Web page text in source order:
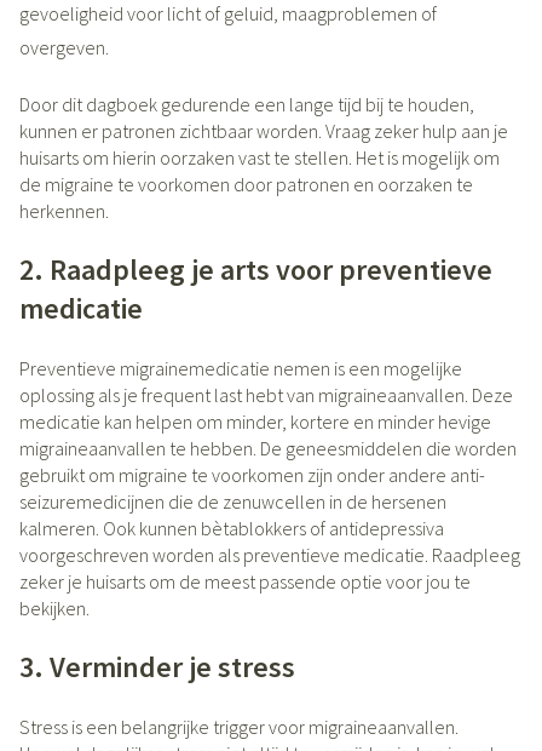
gevoeligheid voor licht of geluid, maagproblemen of
overgeven.
Door dit dagboek gedurende een lange tijd bij te houden,
kunnen er patronen zichtbaar worden. Vraag zeker hulp aan je
huisarts om hierin oorzaken vast te stellen. Het is mogelijk om
de migraine te voorkomen door patronen en oorzaken te
herkennen.
2. Raadpleeg je arts voor preventieve
medicatie
Preventieve migrainemedicatie nemen is een mogelijke
oplossing als je frequent last hebt van migraineaanvallen. Deze
medicatie kan helpen om minder, kortere en minder hevige
migraineaanvallen te hebben. De geneesmiddelen die worden
gebruikt om migraine te voorkomen zijn onder andere anti-
seizuremedicijnen die de zenuwcellen in de hersenen
kalmeren. Ook kunnen bètablokkers of antidepressiva
voorgeschreven worden als preventieve medicatie. Raadpleeg
zeker je huisarts om de meest passende optie voor jou te
bekijken.
3. Verminder je stress
Stress is een belangrijke trigger voor migraineaanvallen.